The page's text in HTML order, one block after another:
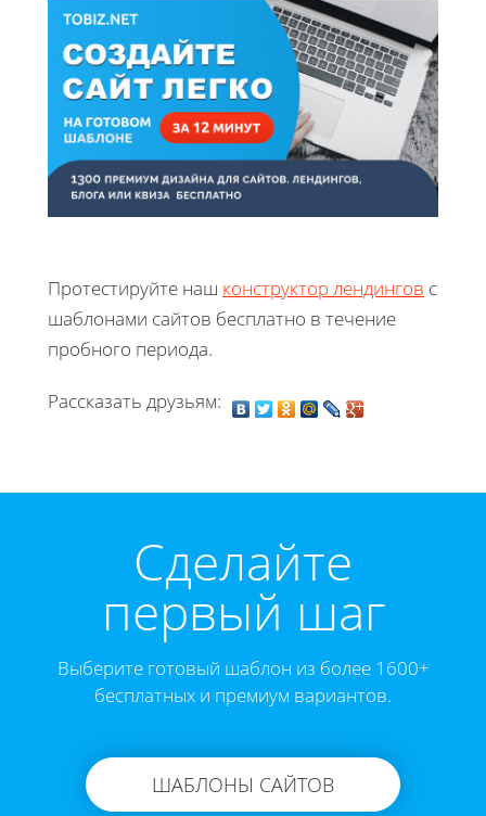
Протестируйте наш конструктор лендингов с
шаблонами сайтов бесплатно в течение
пробного периода.
Рассказать друзьям:
Cделайте
первый шаг
Выберите готовый шаблон из более 1600+
бесплатных и премиум вариантов.
ШАБЛОНЫ САЙТОВ